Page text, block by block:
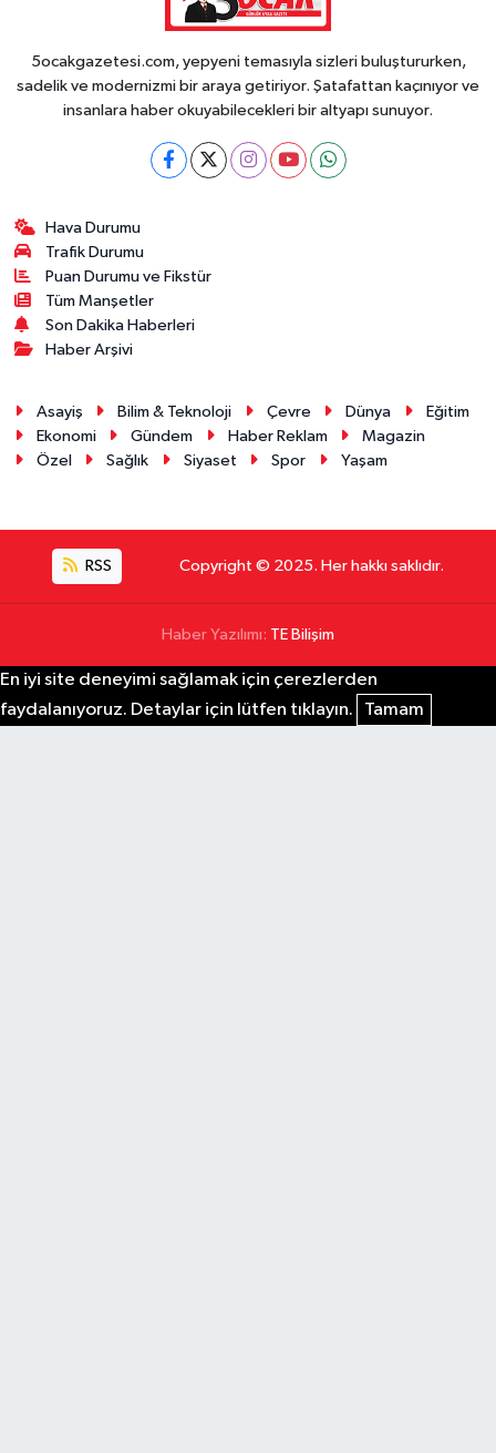
5ocakgazetesi.com, yepyeni temasıyla sizleri buluştururken,
sadelik ve modernizmi bir araya getiriyor. Şatafattan kaçınıyor ve
insanlara haber okuyabilecekleri bir altyapı sunuyor.
Hava Durumu
Trafik Durumu
Puan Durumu ve Fikstür
Tüm Manşetler
Son Dakika Haberleri
Haber Arşivi
Asayiş Bilim & Teknoloji Çevre Dünya
Eğitim
Ekonomi
Gündem Haber Reklam
Magazin
Özel
Sağlık Siyaset Spor Yaşam
RSS Copyright © 2025. Her hakkı saklıdır.
Haber Yazılımı: TE Bilişim
En iyi site deneyimi sağlamak için çerezlerden
faydalanıyoruz. Detaylar için lütfen tıklayın.
Tamam